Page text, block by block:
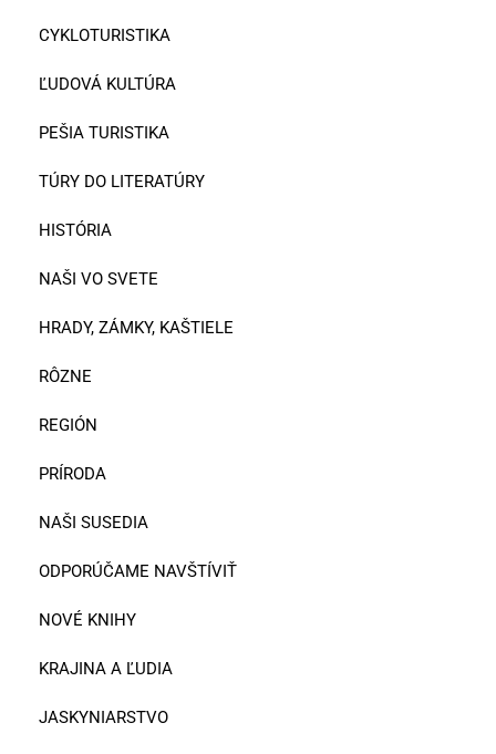
CYKLOTURISTIKA
ĽUDOVÁ KULTÚRA
PEŠIA TURISTIKA
TÚRY DO LITERATÚRY
HISTÓRIA
NAŠI VO SVETE
HRADY, ZÁMKY, KAŠTIELE
RÔZNE
REGIÓN
PRÍRODA
NAŠI SUSEDIA
ODPORÚČAME NAVŠTÍVIŤ
NOVÉ KNIHY
KRAJINA A ĽUDIA
JASKYNIARSTVO